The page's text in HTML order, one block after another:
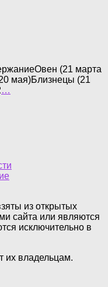
(21 марта
мая)Близнецы (21
…
из открытых
сайта или являются
исключительно в
их владельцам.